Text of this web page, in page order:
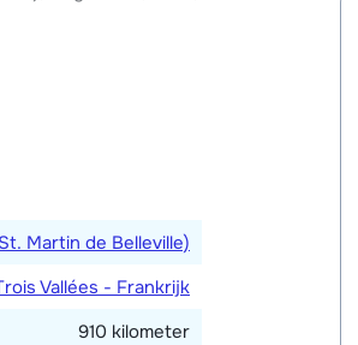
Twee slaapkamers
en een garage
Martin de Belleville)
Vallées - Frankrijk
910 kilometer